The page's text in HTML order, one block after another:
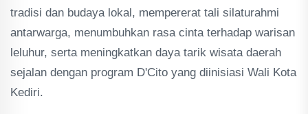
tradisi dan budaya lokal, mempererat tali silaturahmi
antarwarga, menumbuhkan rasa cinta terhadap warisan
leluhur, serta meningkatkan daya tarik wisata daerah
sejalan dengan program D'Cito yang diinisiasi Wali Kota
Kediri.